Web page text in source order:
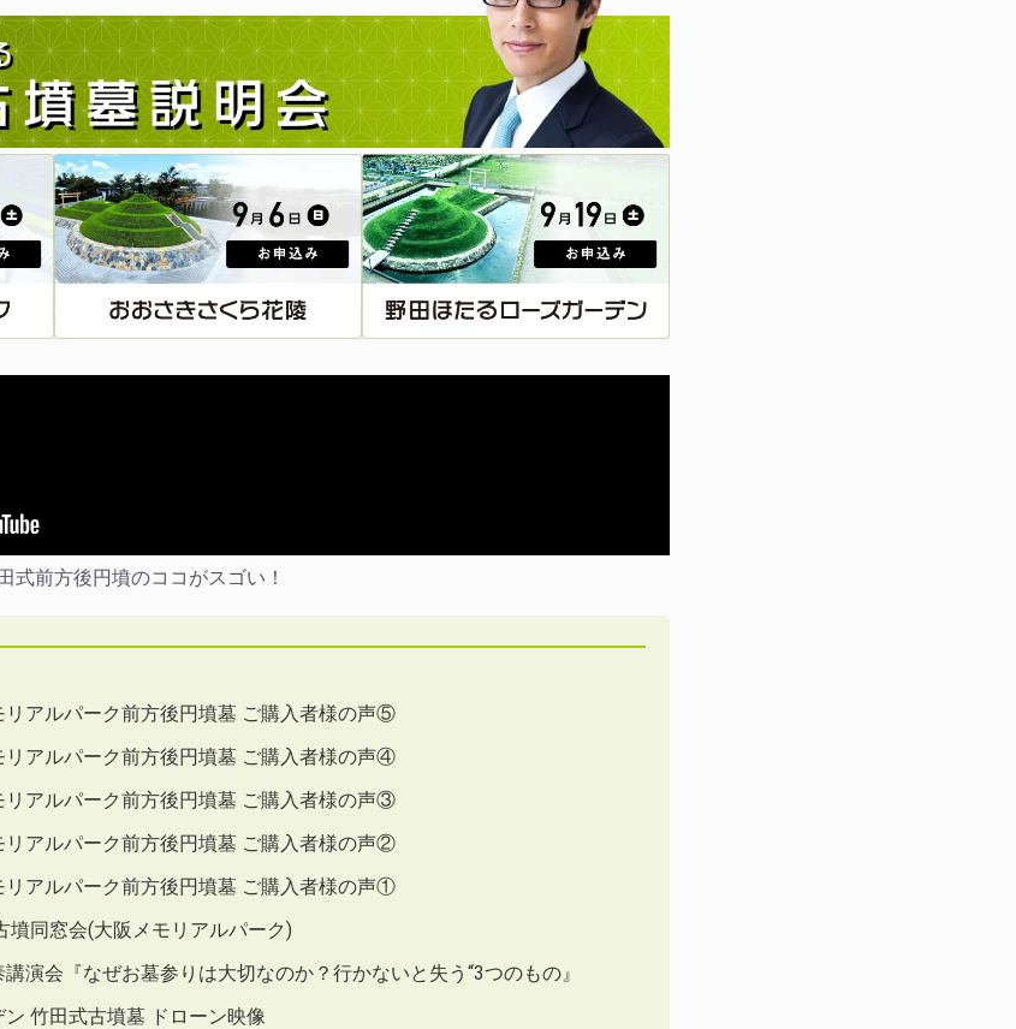
式前方後円墳のココがスゴい！
リアルパーク前方後円墳墓 ご購入者様の声⑤
リアルパーク前方後円墳墓 ご購入者様の声④
リアルパーク前方後円墳墓 ご購入者様の声③
リアルパーク前方後円墳墓 ご購入者様の声②
リアルパーク前方後円墳墓 ご購入者様の声①
墳同窓会(大阪メモリアルパーク)
講演会『なぜお墓参りは大切なのか？行かないと失う“3つのもの』
竹田式古墳墓 ドローン映像